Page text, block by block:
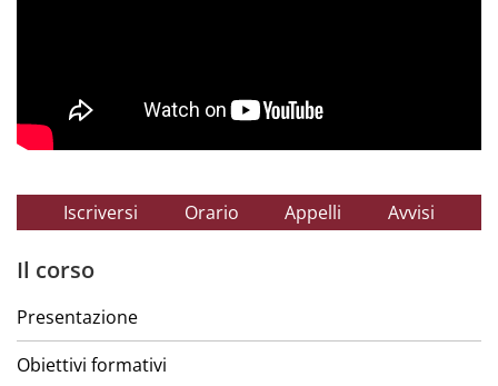
Iscriversi Orario Appelli Avvisi
Il corso
Presentazione
Obiettivi formativi